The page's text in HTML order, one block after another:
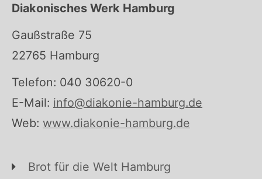
Diakonisches Werk Hamburg
Gaußstraße 75
22765 Hamburg
Telefon: 040 30620-0
E-Mail: info@diakonie-hamburg.de
Web: www.diakonie-hamburg.de
Brot für die Welt Hamburg